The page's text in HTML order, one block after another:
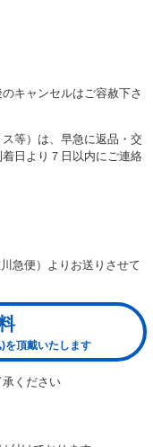
キャンセルはご容赦下さ
等）は、早急に返品・交
日より７日以内にご連絡
急便）よりお送りさせて
頂戴いたします
ください